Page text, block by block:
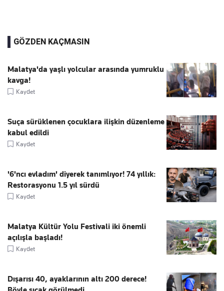
GÖZDEN KAÇMASIN
Malatya'da yaşlı yolcular arasında yumruklu
kavga!
Kaydet
Suça sürüklenen çocuklara ilişkin düzenleme
kabul edildi
Kaydet
'6'ncı evladım' diyerek tanımlıyor! 74 yıllık:
Restorasyonu 1.5 yıl sürdü
Kaydet
Malatya Kültür Yolu Festivali iki önemli
açılışla başladı!
Kaydet
Dışarısı 40, ayaklarının altı 200 derece!